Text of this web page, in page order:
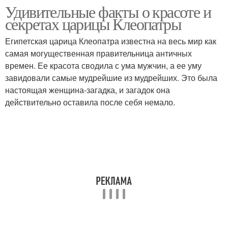
Удивительные факты о красоте и
секретах царицы Клеопатры
Египетская царица Клеопатра известна на весь мир как
самая могущественная правительница античных
времен. Ее красота сводила с ума мужчин, а ее уму
завидовали самые мудрейшие из мудрейших. Это была
настоящая женщина-загадка, и загадок она
действительно оставила после себя немало.